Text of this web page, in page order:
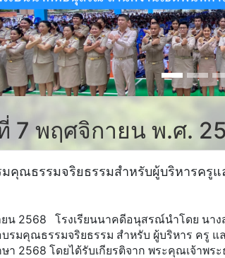
7 พฤศจิกายน พ.ศ.
มคุณธรรมจริยธรรมสำหรับผู้บริหารครู
ยน 2568 โรงเรียนนาคดีอนุสรณ์นำโดย นา
รมคุณธรรมจริยธรรม สำหรับ ผู้บริหาร ครู แ
า 2568 โดยได้รับเกียรติจาก พระคุณเจ้าพ